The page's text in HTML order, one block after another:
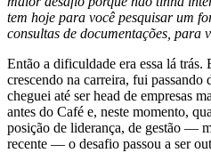
tem hoje para você pesquisar um
consultas de documentações, para
Então a dificuldade era essa lá
crescendo na carreira, fui passando
cheguei até ser head de empresas
antes do Café e, neste momento,
posição de liderança, de gestão —
recente — o desafio passou a ser